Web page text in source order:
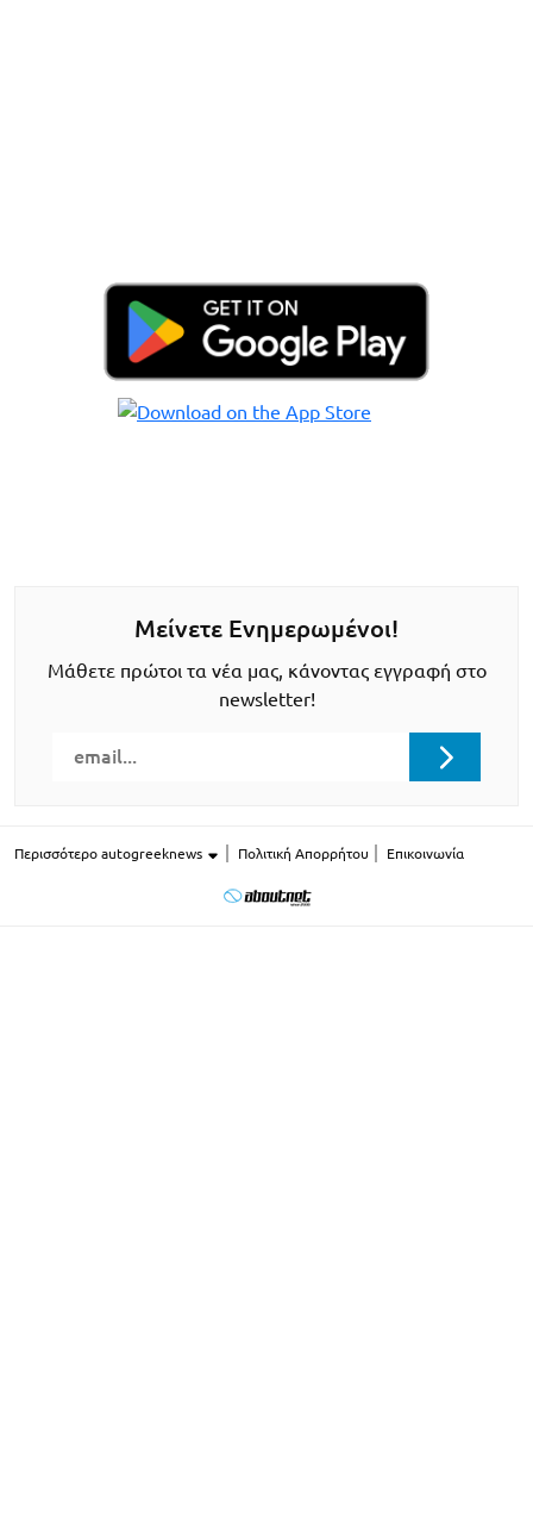
Μείνετε Ενημερωμένοι!
Μάθετε πρώτοι τα νέα μας, κάνοντας εγγραφή στο
newsletter!
Περισσότερο autogreeknews Πολιτική Απορρήτου Επικοινωνία